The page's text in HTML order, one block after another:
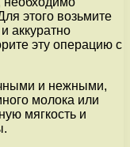
этого возьмите
аккуратно
эту операцию с
и нежными,
молока или
мягкость и